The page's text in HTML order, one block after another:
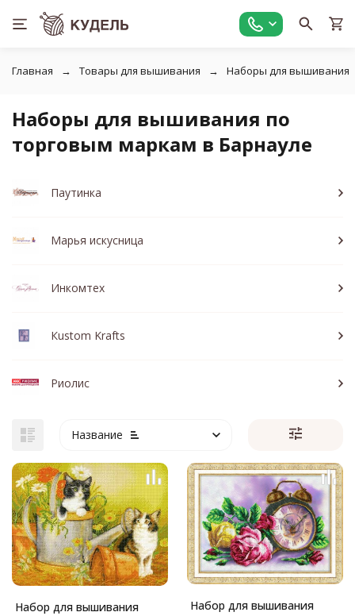
Главная Товары для вышивания Наборы для вышивания
Наборы для вышивания по
торговым маркам в Барнауле
Паутинка
Марья искусница
Инкомтех
Кustom Krafts
Риолис
Название
Набор для вышивания
Набор для вышивания